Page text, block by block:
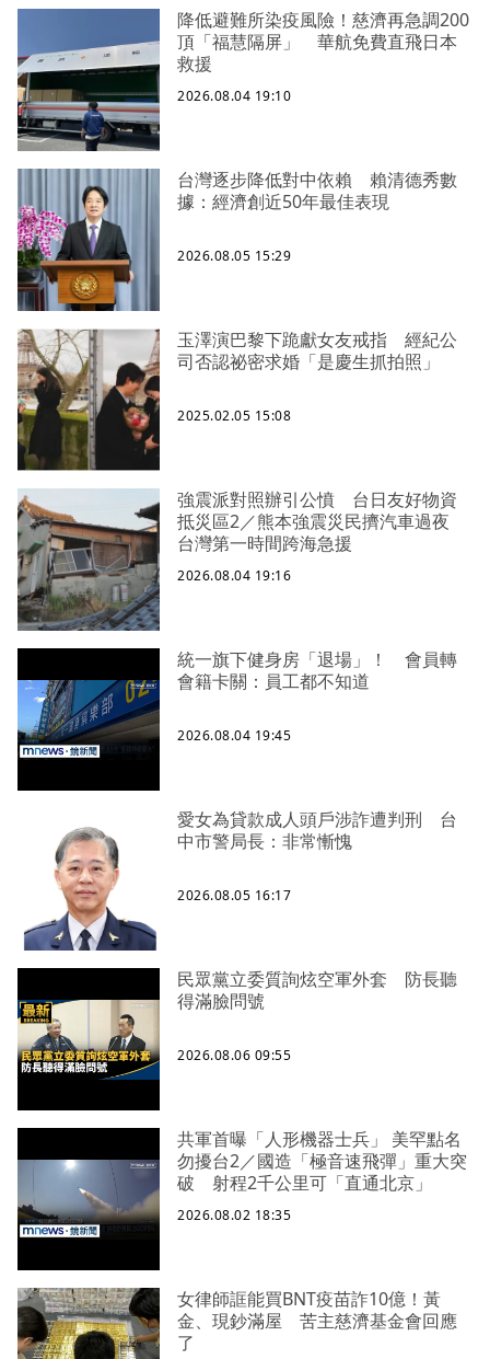
降低避難所染疫風險！慈濟再急調200
頂「福慧隔屏」 華航免費直飛日本
救援
2026.08.04 19:10
台灣逐步降低對中依賴 賴清德秀數
據：經濟創近50年最佳表現
2026.08.05 15:29
玉澤演巴黎下跪獻女友戒指 經紀公
司否認祕密求婚「是慶生抓拍照」
2025.02.05 15:08
強震派對照辦引公憤 台日友好物資
抵災區2／熊本強震災民擠汽車過夜
台灣第一時間跨海急援
2026.08.04 19:16
統一旗下健身房「退場」！ 會員轉
會籍卡關：員工都不知道
2026.08.04 19:45
愛女為貸款成人頭戶涉詐遭判刑 台
中市警局長：非常慚愧
2026.08.05 16:17
民眾黨立委質詢炫空軍外套 防長聽
得滿臉問號
2026.08.06 09:55
共軍首曝「人形機器士兵」 美罕點名
勿擾台2／國造「極音速飛彈」重大突
破 射程2千公里可「直通北京」
2026.08.02 18:35
女律師誆能買BNT疫苗詐10億！黃
金、現鈔滿屋 苦主慈濟基金會回應
了